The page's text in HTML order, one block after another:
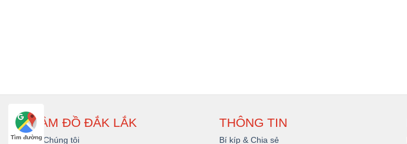
CẦM ĐỒ ĐẮK LẮK
Về Chúng tôi
THÔNG TIN
Bí kíp & Chia sẻ
Tìm đường